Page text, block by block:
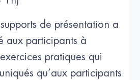
supports de présentation a
aux participants à
pratiques qui
qu’aux participants